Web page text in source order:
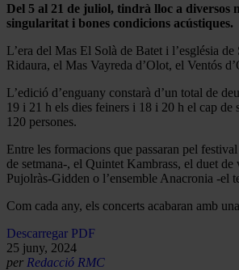
Del 5 al 21 de juliol, tindrà lloc a diversos
singularitat i bones condicions acústiques.
L’era del Mas El Solà de Batet i l’església
Ridaura, el Mas Vayreda d’Olot, el Ventós
L’edició d’enguany constarà d’un total de
19 i 21 h els dies feiners i 18 i 20 h el cap de
120 persones.
Entre les formacions que passaran pel
de setmana-, el Quintet Kambrass, el duet
Pujolràs-Gidden o l’ensemble Anacronia -el
Com cada any, els concerts acabaran amb
Descarregar PDF
25 juny, 2024
per Redacció RMC